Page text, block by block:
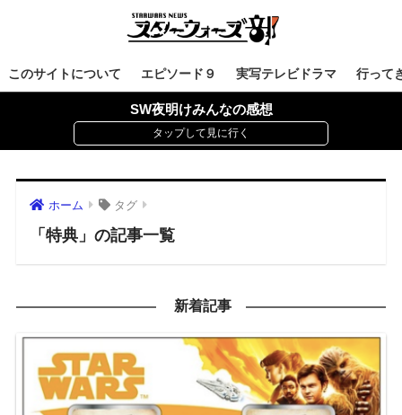
このサイトについて エピソード９ 実写テレビドラマ 行って
SW夜明けみんなの感想
ホーム タグ
「特典」の記事一覧
新着記事